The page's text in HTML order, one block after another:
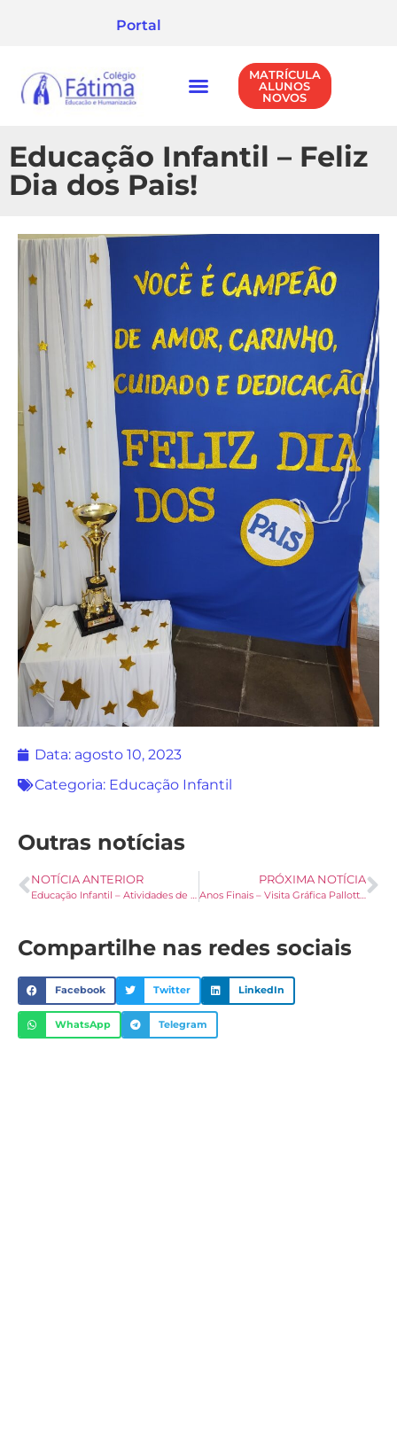
Portal
MATRÍCULA
ALUNOS
NOVOS
Educação Infantil – Feliz
Dia dos Pais!
Data: agosto 10, 2023
Categoria: Educação Infantil
Outras notícias
NOTÍCIA ANTERIOR PRÓXIMA NOTÍCIA
Anos Finais – Visita Gráfica Pallotti e Museu Pallotti
Compartilhe nas redes sociais
Facebook Twitter LinkedIn
WhatsApp Telegram